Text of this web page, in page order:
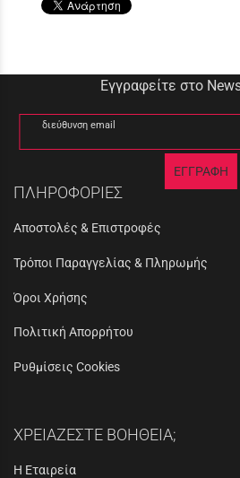
Εγγραφείτε στο
διεύθυνση email
ΕΓΓΡΑΦΗ
ΠΛΗΡΟΦΟΡΙΕΣ
Αποστολές & Επιστροφές
Τρόποι Παραγγελίας & Πληρωμής
Όροι Χρήσης
Πολιτική Απορρήτου
Ρυθμίσεις Cookies
ΧΡΕΙΑΖΕΣΤΕ ΒΟΗΘΕΙΑ;
Η Εταιρεία